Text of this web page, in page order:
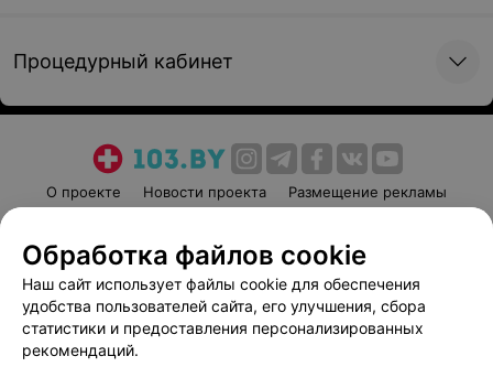
Процедурный кабинет
О проекте Новости проекта
Размещение рекламы
Пользовательское соглашение
Способы оплаты
Вакансии
Партнеры
Написать руководителю 103.by
Обработка файлов cookie
Наш сайт использует файлы cookie для обеспечения
удобства пользователей сайта, его улучшения, сбора
статистики и предоставления персонализированных
рекомендаций.